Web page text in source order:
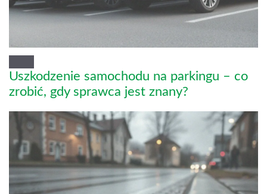
Uszkodzenie samochodu na parkingu – co
zrobić, gdy sprawca jest znany?